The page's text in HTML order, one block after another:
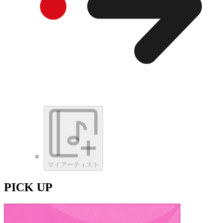
マイアーティスト
PICK UP